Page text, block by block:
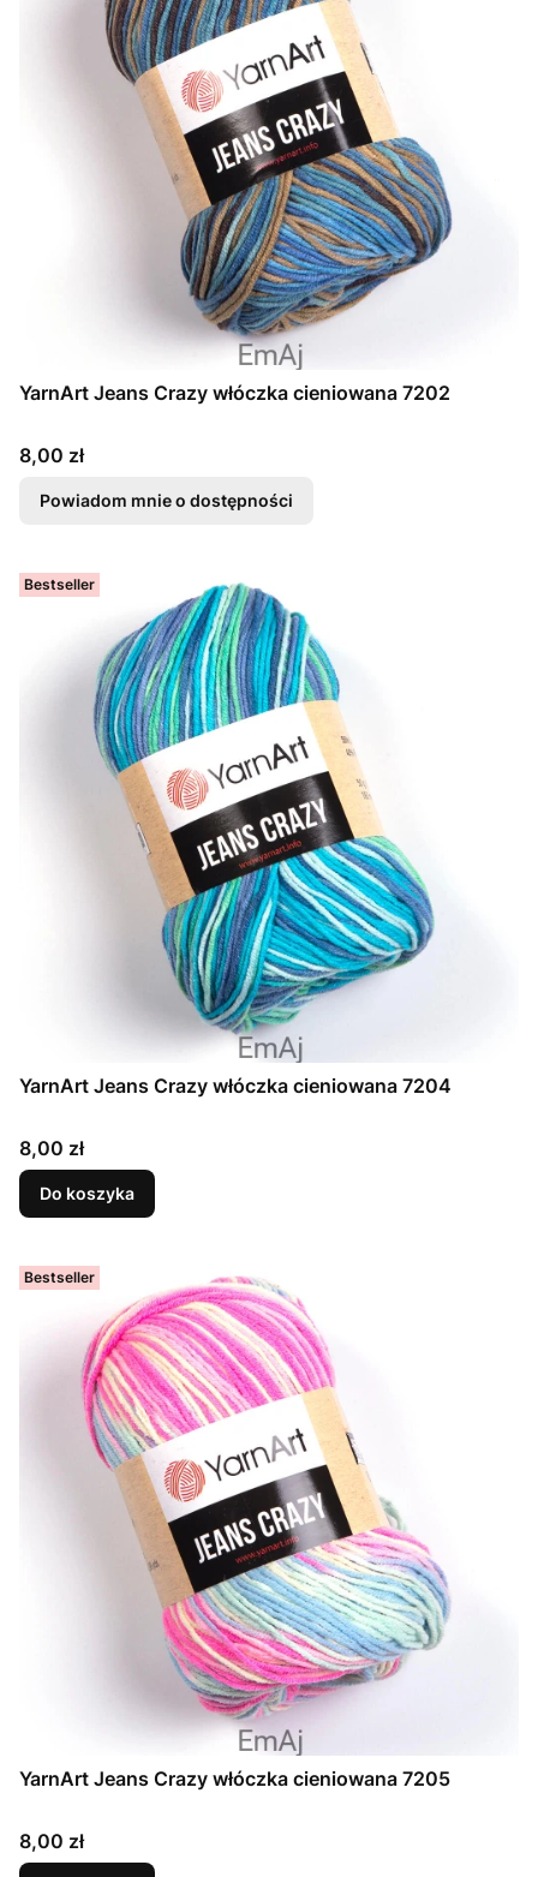
YarnArt Jeans Crazy włóczka cieniowana 7202
Cena
8,00 zł
Powiadom mnie o dostępności
Bestseller
YarnArt Jeans Crazy włóczka cieniowana 7204
Cena
8,00 zł
Do koszyka
Bestseller
YarnArt Jeans Crazy włóczka cieniowana 7205
Cena
8,00 zł